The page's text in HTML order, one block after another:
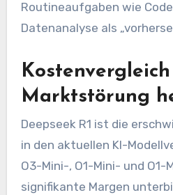
Routineaufgaben wie
Datenanalyse als
Marktstörung
Deepseek R1 ist die
in den aktuellen KI-
O3-Mini-, O1-Mini- und O1-
signifikante Margen